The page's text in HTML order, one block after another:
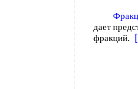
дает
фракций.